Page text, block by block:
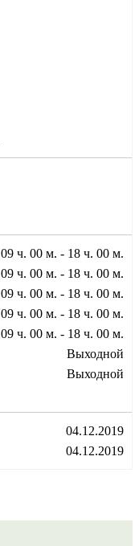
09 ч. 00 м. - 18 ч. 00 м.
09 ч. 00 м. - 18 ч. 00 м.
09 ч. 00 м. - 18 ч. 00 м.
09 ч. 00 м. - 18 ч. 00 м.
09 ч. 00 м. - 18 ч. 00 м.
Выходной
Выходной
04.12.2019
04.12.2019